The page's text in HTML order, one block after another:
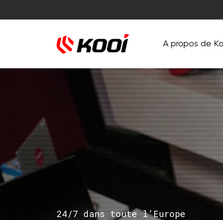
A propos de
24/7 dans toute l’Europe